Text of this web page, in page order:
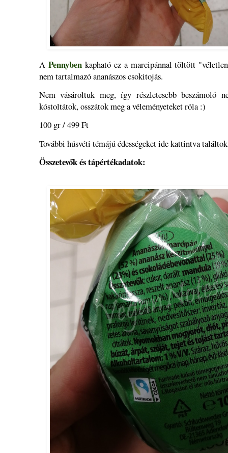
A Pennyben kapható ez a marcipánnal töltött
nem tartalmazó ananászos csokitojás.
Nem vásároltuk meg, így részletesebb beszámoló
kóstoltátok, osszátok meg a véleményeteket róla :)
100 gr / 499 Ft
További húsvéti témájú édességeket ide kattintva
Összetevők és tápértékadatok: